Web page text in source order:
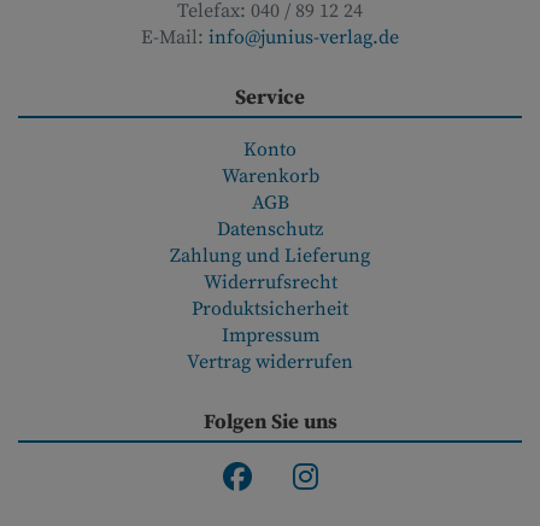
Telefax: 040 / 89 12 24
E-Mail: info@junius-verlag.de
Service
Konto
Warenkorb
AGB
Datenschutz
Zahlung und Lieferung
Widerrufsrecht
Produktsicherheit
Impressum
Vertrag widerrufen
Folgen Sie uns